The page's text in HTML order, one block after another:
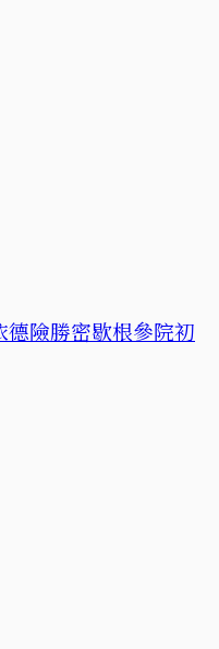
險勝密歇根參院初